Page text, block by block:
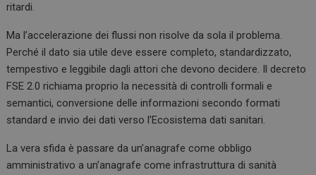
ritardi.
Ma l’accelerazione dei flussi non risolve da sola il problema.
Perché il dato sia utile deve essere completo, standardizzato,
tempestivo e leggibile dagli attori che devono decidere. Il decreto
FSE 2.0 richiama proprio la necessità di controlli formali e
semantici, conversione delle informazioni secondo formati
standard e invio dei dati verso l’Ecosistema dati sanitari.
La vera sfida è passare da un’anagrafe come obbligo
amministrativo a un’anagrafe come infrastruttura di sanità